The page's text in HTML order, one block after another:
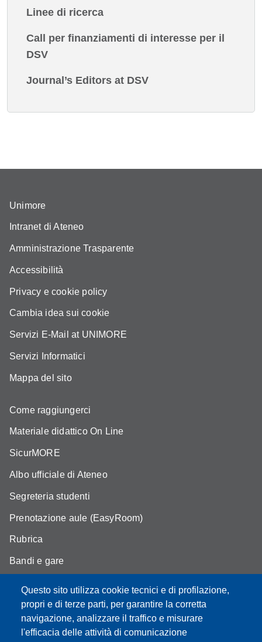
Linee di ricerca
Call per finanziamenti di interesse per il
DSV
Journal’s Editors at DSV
Questo sito utilizza cookie tecnici e di profilazione,
propri e di terze parti, per garantire la corretta
navigazione, analizzare il traffico e misurare
l'efficacia delle attività di comunicazione
Unimore
Intranet di Ateneo
Amministrazione Trasparente
Accessibilità
Privacy e cookie policy
Cambia idea sui cookie
Servizi E-Mail at UNIMORE
Servizi Informatici
Mappa del sito
Come raggiungerci
Materiale didattico On Line
SicurMORE
Albo ufficiale di Ateneo
Segreteria studenti
Prenotazione aule (EasyRoom)
Rubrica
Bandi e gare